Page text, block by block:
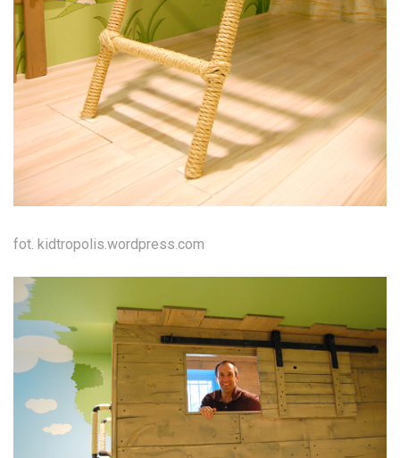
fot. kidtropolis.wordpress.com